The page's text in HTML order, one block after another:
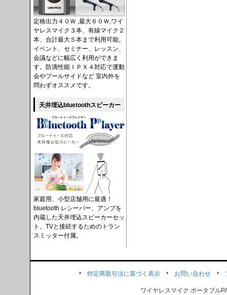
定格出力４０Ｗ ,最大６０Ｗ,ワイ
ヤレスマイク３本、有線マイク２
本、合計最大５本まで利用可能。
イベント、セミナー、レッスン、
会議などに幅広く利用ができま
す。防滴性能ＩＰＸ４対応で運動
会やプールサイドなど 室内外を
問わずオススメです。
天井埋込bluetoothスピーカー
家庭用、小型店舗用に最適！
bluetooth レシーバー、アンプを
内蔵した天井埋込スピーカーセッ
ト。TVと接続するためのトラン
スミッター付属。
特定商取引法に基づく表示 お問い合わせ
ワイヤレスマイク ポータブル